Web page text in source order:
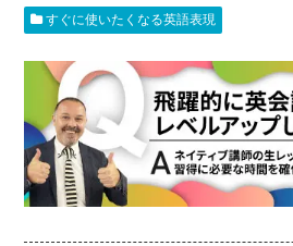
すぐに使いたくなる英語表現